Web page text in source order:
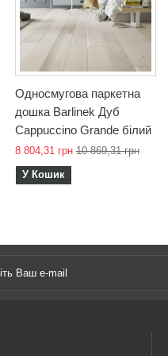
Односмугова паркетна
дошка Barlinek Дуб
Cappuccino Grande білий
8 804,31 грн 10 869,31 грн
У Кошик